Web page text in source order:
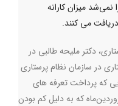
میزان کارانه
می کنند.
دکتر ملیحه طالبی در
در سازمان نظام پرستاری
که پرداخت تعرفه های
فروردین‌ماه که به دلیل کم بودن